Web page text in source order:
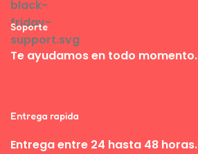
Soporte
Te ayudamos en todo momento.
Entrega rapida
Entrega entre 24 hasta 48 horas.